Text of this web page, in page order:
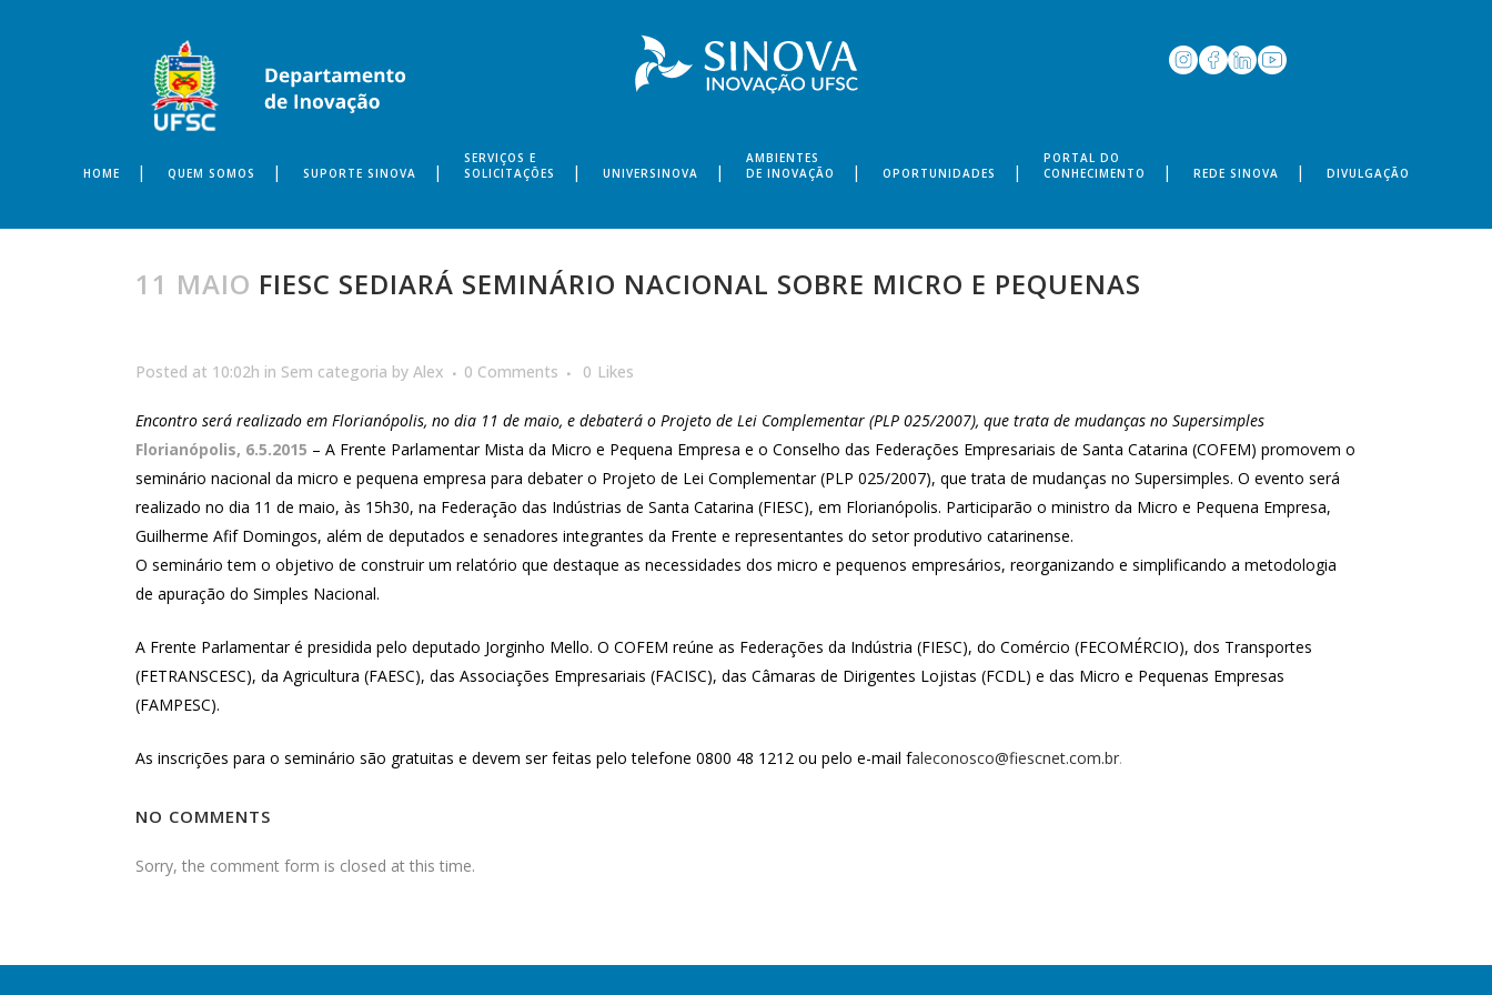
HOME QUEM SOMOS SUPORTE SINOVA
SERVIÇOS E
SOLICITAÇÕES
UNIVERSINOVA
AMBIENTES
DE INOVAÇÃO
OPORTUNIDADES
PORTAL DO
CONHECIMENTO
REDE SINOVA DIVULGAÇÃO
11 MAIO FIESC SEDIARÁ SEMINÁRIO NACIONAL SOBRE MICRO E PEQUENAS
Posted at 10:02h in Sem categoria by Alex 0 Comments 0 Likes
Encontro será realizado em Florianópolis, no dia 11 de maio, e debaterá o Projeto de Lei Complementar (PLP 025/2007), que trata de mudanças no Supersimples
Florianópolis, 6.5.2015 – A Frente Parlamentar Mista da Micro e Pequena Empresa e o Conselho das Federações Empresariais de Santa Catarina (COFEM) promovem o
seminário nacional da micro e pequena empresa para debater o Projeto de Lei Complementar (PLP 025/2007), que trata de mudanças no Supersimples. O evento será
realizado no dia 11 de maio, às 15h30, na Federação das Indústrias de Santa Catarina (FIESC), em Florianópolis. Participarão o ministro da Micro e Pequena Empresa,
Guilherme Afif Domingos, além de deputados e senadores integrantes da Frente e representantes do setor produtivo catarinense.
O seminário tem o objetivo de construir um relatório que destaque as necessidades dos micro e pequenos empresários, reorganizando e simplificando a metodologia
de apuração do Simples Nacional.
A Frente Parlamentar é presidida pelo deputado Jorginho Mello. O COFEM reúne as Federações da Indústria (FIESC), do Comércio (FECOMÉRCIO), dos Transportes
(FETRANSCESC), da Agricultura (FAESC), das Associações Empresariais (FACISC), das Câmaras de Dirigentes Lojistas (FCDL) e das Micro e Pequenas Empresas
(FAMPESC).
As inscrições para o seminário são gratuitas e devem ser feitas pelo telefone 0800 48 1212 ou pelo e-mail faleconosco@fiescnet.com.br.
NO COMMENTS
Sorry, the comment form is closed at this time.